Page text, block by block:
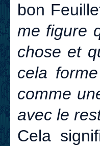
bon
me figure
chose et
cela
comme
avec le
Cela